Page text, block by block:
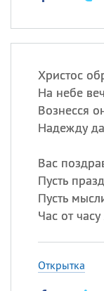
Христос
На небе
Вознесся
Надежду
Вас
Пусть
Пусть
Час от
Открытка